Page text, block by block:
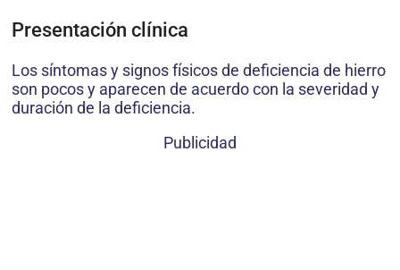
Presentación clínica
Los síntomas y signos físicos de deficiencia de hierro
son pocos y aparecen de acuerdo con la severidad y
duración de la deficiencia.
Publicidad